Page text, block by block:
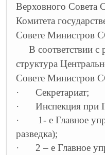
Верховного Совета
Комитета
Совете Министров
В соответствии
структура
Совете Министров
·
Секретариат;
·
Инспекция при
·
1- е Главное
разведка);
·
2 – е Главное